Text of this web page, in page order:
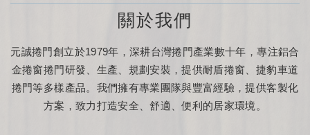
關於我們
元誠捲門創立於1979年，深耕台灣捲門產業數十年，專注鋁合
金捲窗捲門研發、生產、規劃安裝，提供耐盾捲窗、捷豹車道
捲門等多樣產品。我們擁有專業團隊與豐富經驗，提供客製化
方案，致力打造安全、舒適、便利的居家環境。